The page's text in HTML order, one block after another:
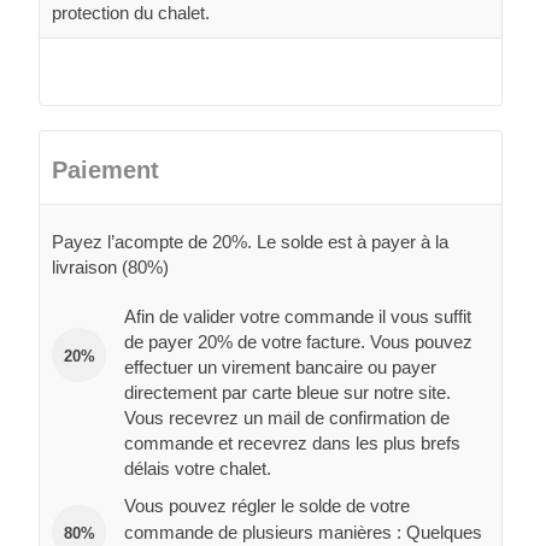
protection du chalet.
Paiement
Payez l’acompte de 20%. Le solde est à payer à la
livraison (80%)
20%
Afin de valider votre commande il vous suffit
de payer 20% de votre facture. Vous pouvez
effectuer un virement bancaire ou payer
directement par carte bleue sur notre site.
Vous recevrez un mail de confirmation de
commande et recevrez dans les plus brefs
délais votre chalet.
80%
Vous pouvez régler le solde de votre
commande de plusieurs manières : Quelques